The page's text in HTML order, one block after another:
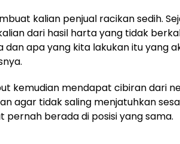
kalian penjual racikan sedih.
dari hasil harta yang tidak
apa yang kita lakukan itu yang
kemudian mendapat cibiran dari
agar tidak saling menjatuhkan
pernah berada di posisi yang sama.